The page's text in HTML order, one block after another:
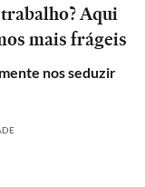
Aqui
mais frágeis
nos seduzir